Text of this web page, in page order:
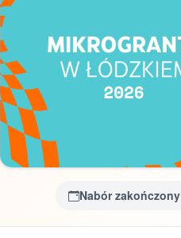
Nabór zakończony